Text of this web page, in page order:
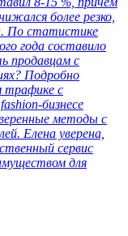
более резко,
По статистике
года составило
продавцам с
Подробно
трафике с
бизнесе
методы с
Елена уверена,
сервис
для